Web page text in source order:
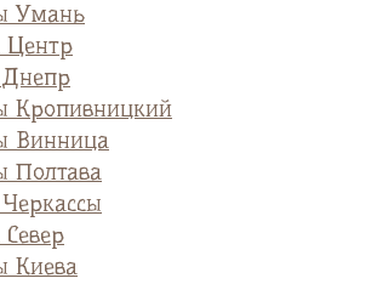
Умань
Центр
Днепр
Кропивницкий
Винница
Полтава
Киева